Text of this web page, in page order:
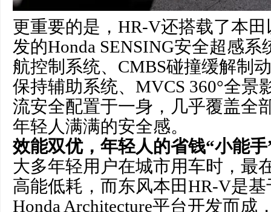
更重要的是，HR-V还搭载了本
发的Honda SENSING安全超感
航控制系统、CMBS碰撞缓解制
保持辅助系统、MVCS 360°全景
流安全配置于一身，几乎覆盖全
年轻人满满的安全感。
效能双优，年轻人的省钱“小能手
大多年轻用户在城市用车时，最
高能低耗，而东风本田HR-V是
Honda Architecture平台开发而成